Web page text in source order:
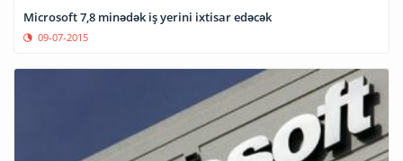
Microsoft 7,8 minədək iş yerini ixtisar edəcək
09-07-2015